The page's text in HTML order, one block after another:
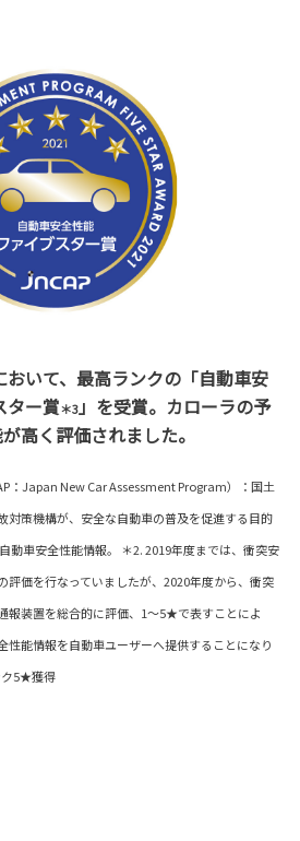
おいて、最高ランクの「自動車安
ター賞＊3 」を受賞。カローラの予
高く評価されました。
：Japan New Car Assessment Program）：国土
対策機構が、安全な自動車の普及を促進する目的
動車安全性能情報。 ＊2. 2019年度までは、衝突安
評価を行なっていましたが、2020年度から、衝突
報装置を総合的に評価、1～5★で表すことによ
性能情報を自動車ユーザーへ提供することになり
ク5★獲得